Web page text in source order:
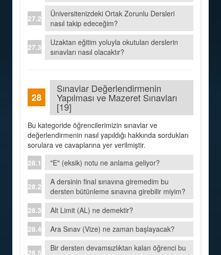
Üniversitenizdeki Ortak Zorunlu Dersleri
nasıl takip edeceğim?
Uzaktan eğitim yoluyla okutulan derslerin
sınavları nasıl olacaktır?
Sınavlar Değerlendirmenin
Yapılması ve Mazeret Sınavları
[19]
Bu kategoride öğrencilerimizin sınavlar ve
değerlendirmenin nasıl yapıldığı hakkında sordukları
sorulara ve cavaplarına yer verilmiştir.
"E" (eksik) notu ne anlama geliyor?
A dersinin final sınavına giremedim bu
dersten bütünleme sınavına girebilir miyim?
Alt Limit (AL) ne demektir?
Ara Sınav (Vize) ne zaman başlayacak?
Bir dersten devamsızlıktan kalan öğrenci bu